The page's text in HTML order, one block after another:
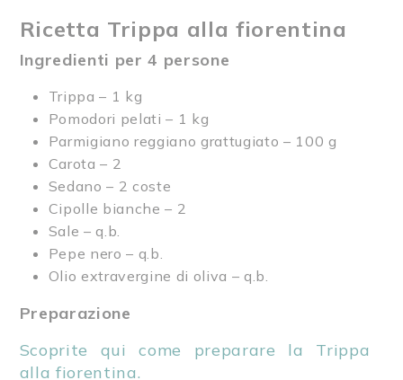
Ricetta Trippa alla fiorentina
Ingredienti per 4 persone
Trippa – 1 kg
Pomodori pelati – 1 kg
Parmigiano reggiano grattugiato – 100 g
Carota – 2
Sedano – 2 coste
Cipolle bianche – 2
Sale – q.b.
Pepe nero – q.b.
Olio extravergine di oliva – q.b.
Preparazione
Scoprite qui come preparare la Trippa
alla fiorentina.